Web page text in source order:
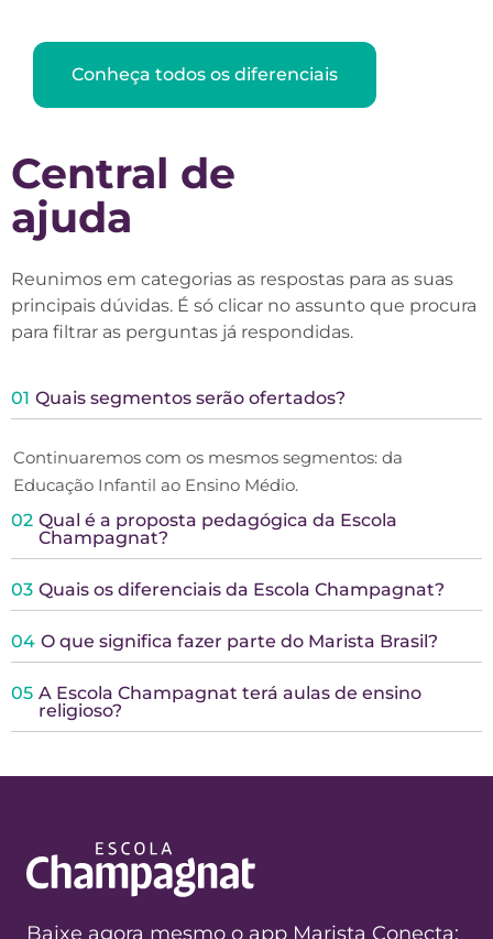
Conheça todos os diferenciais
Central de
ajuda
Reunimos em categorias as respostas para as suas
principais dúvidas. É só clicar no assunto que procura
para filtrar as perguntas já respondidas.
01 Quais segmentos serão ofertados?
Continuaremos com os mesmos segmentos: da
Educação Infantil ao Ensino Médio.
02 Qual é a proposta pedagógica da Escola
Champagnat?
03 Quais os diferenciais da Escola Champagnat?
04 O que significa fazer parte do Marista Brasil?
05 A Escola Champagnat terá aulas de ensino
religioso?
Baixe agora mesmo o app Marista Conecta: